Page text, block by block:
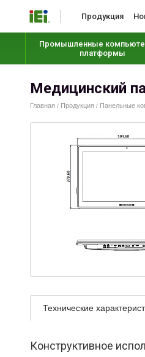
Продукция
Промышленные
платформы
Медицинский
Главная / Продукция / Панельные
Технические
Конструктивное